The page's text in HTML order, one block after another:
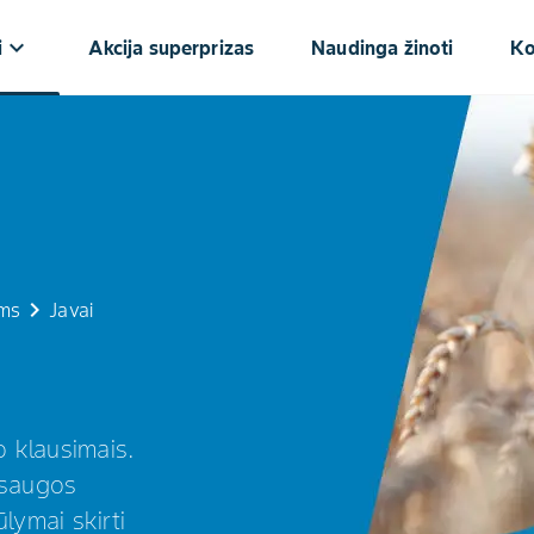
keyboard_arrow_down Akcija superprizas Naudinga žinoti
keyboard_arrow_rightJavai
klausimais.
skirti